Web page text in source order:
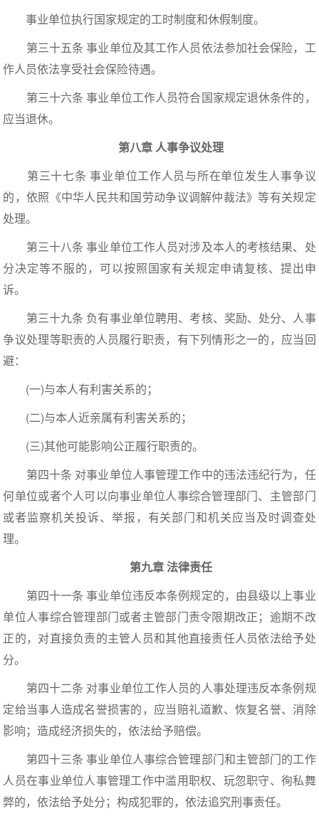
事业单位执行国家规定的工时制度和休假制度。
第三十五条 事业单位及其工作人员依法参加社会保险，工
作人员依法享受社会保险待遇。
第三十六条 事业单位工作人员符合国家规定退休条件的，
应当退休。
第八章 人事争议处理
第三十七条 事业单位工作人员与所在单位发生人事争议
的，依照《中华人民共和国劳动争议调解仲裁法》等有关规定
处理。
第三十八条 事业单位工作人员对涉及本人的考核结果、处
分决定等不服的，可以按照国家有关规定申请复核、提出申
诉。
第三十九条 负有事业单位聘用、考核、奖励、处分、人事
争议处理等职责的人员履行职责，有下列情形之一的，应当回
避：
(一)与本人有利害关系的；
(二)与本人近亲属有利害关系的；
(三)其他可能影响公正履行职责的。
第四十条 对事业单位人事管理工作中的违法违纪行为，任
何单位或者个人可以向事业单位人事综合管理部门、主管部门
或者监察机关投诉、举报，有关部门和机关应当及时调查处
理。
第九章 法律责任
第四十一条 事业单位违反本条例规定的，由县级以上事业
单位人事综合管理部门或者主管部门责令限期改正；逾期不改
正的，对直接负责的主管人员和其他直接责任人员依法给予处
分。
第四十二条 对事业单位工作人员的人事处理违反本条例规
定给当事人造成名誉损害的，应当赔礼道歉、恢复名誉、消除
影响；造成经济损失的，依法给予赔偿。
第四十三条 事业单位人事综合管理部门和主管部门的工作
人员在事业单位人事管理工作中滥用职权、玩忽职守、徇私舞
弊的，依法给予处分；构成犯罪的，依法追究刑事责任。